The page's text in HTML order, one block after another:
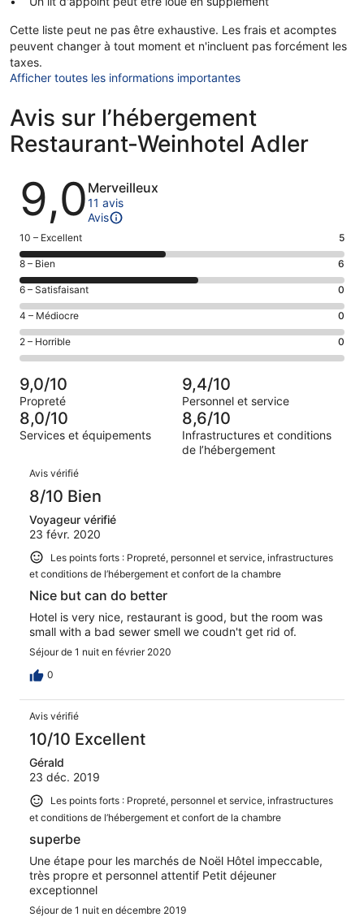
Cette liste peut ne pas être exhaustive. Les frais et acomptes
peuvent changer à tout moment et n'incluent pas forcément les
taxes.
Afficher toutes les informations importantes
Avis sur l’hébergement
Restaurant-Weinhotel Adler
Avis
9,0 Merveilleux
11 avis
Avis
Note
des
voyageurs
de 10
(Excellent),
d’après 5 avis
sur 11.
10 – Excellent 5
Note
des
voyageurs
de 8
(Bien),
d’après 6 avis
sur 11.
8 – Bien 6
Note
des
voyageurs
de 6
(Satisfaisant),
sur 11.
6 – Satisfaisant 0
Note
des
voyageurs
de 4
(Médiocre),
d’après 0 avis
sur 11.
4 – Médiocre 0
Note
des
voyageurs
de 2
(Horrible),
d’après 0 avis
sur 11.
2 – Horrible 0
9,0/10
Propreté
9,4/10
Personnel et service
8,0/10
Services et équipements
8,6/10
Infrastructures et conditions
de l’hébergement
Avis
Avis vérifié
8/10 Bien
Voyageur vérifié
23 févr. 2020
Les points forts : Propreté, personnel et service, infrastructures
et conditions de l’hébergement et confort de la chambre
Nice but can do better
Hotel is very nice, restaurant is good, but the room was
small with a bad sewer smell we coudn't get rid of.
Séjour de 1 nuit en février 2020
0
Avis vérifié
10/10 Excellent
Gérald
23 déc. 2019
Les points forts : Propreté, personnel et service, infrastructures
et conditions de l’hébergement et confort de la chambre
superbe
Une étape pour les marchés de Noël Hôtel impeccable,
très propre et personnel attentif Petit déjeuner
exceptionnel
Séjour de 1 nuit en décembre 2019